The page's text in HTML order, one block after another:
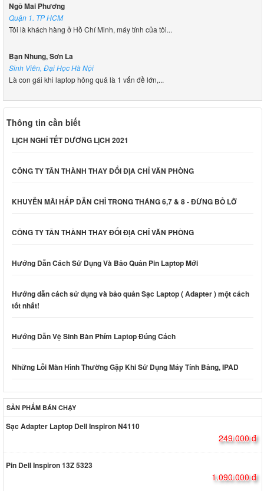
Ngô Mai Phương
Quận 1. TP HCM
Tôi là khách hàng ở Hồ Chí Minh, máy tính của tôi...
Bạn Nhung, Sơn La
Sinh Viên, Đại Học Hà Nội
Là con gái khi laptop hỏng quả là 1 vấn đề lớn,...
Thông tin cần biết
LỊCH NGHỈ TẾT DƯƠNG LỊCH 2021
CÔNG TY TÂN THÀNH THAY ĐỔI ĐỊA CHỈ VĂN PHÒNG
KHUYỄN MÃI HẤP DẪN CHỈ TRONG THÁNG 6,7 & 8 - ĐỪNG BỎ LỠ
CÔNG TY TÂN THÀNH THAY ĐỔI ĐỊA CHỈ VĂN PHÒNG
Hướng Dẫn Cách Sử Dụng Và Bảo Quản Pin Laptop Mới
Hướng dẫn cách sử dụng và bảo quản Sạc Laptop ( Adapter ) một cách
tốt nhất!
Hướng Dẫn Vệ Sinh Bàn Phím Laptop Đúng Cách
Những Lỗi Màn Hình Thường Gặp Khi Sử Dụng Máy Tính Bảng, IPAD
SẢN PHẨM BÁN CHẠY
Sạc Adapter Laptop Dell Inspiron N4110
249.000 đ
Pin Dell Inspiron 13Z 5323
1.090.000 đ